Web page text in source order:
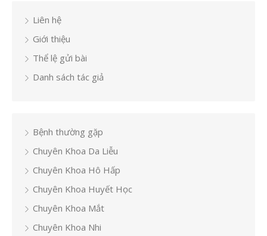
Liên hệ
Giới thiệu
Thể lệ gửi bài
Danh sách tác giả
Bệnh thường gặp
Chuyên Khoa Da Liễu
Chuyên Khoa Hô Hấp
Chuyên Khoa Huyết Học
Chuyên Khoa Mắt
Chuyên Khoa Nhi